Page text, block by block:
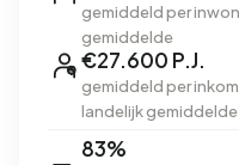
gemiddeld per
gemiddelde
€27.600 P.J.
gemiddeld per
landelijk gemiddelde
83%